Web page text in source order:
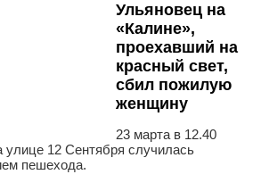
Ульяновец на
«Калине»,
проехавший на
красный свет,
сбил пожилую
женщину
23 марта в 12.40
12 Сентября случилась
пешехода.